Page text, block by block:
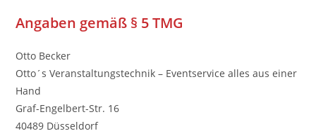
Angaben gemäß § 5 TMG
Otto Becker
Otto´s Veranstaltungstechnik – Eventservice alles aus einer
Hand
Graf-Engelbert-Str. 16
40489 Düsseldorf